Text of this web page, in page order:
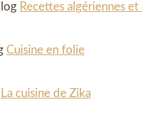
Recettes algériennes et
Cuisine en folie
La cuisine de Zika